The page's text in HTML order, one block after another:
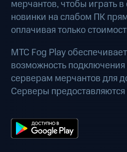
мерчантов, чтобы играть
новинки на слабом ПК
оплачивая только
МТС Fog Play
возможность
серверам мерчантов для
Серверы